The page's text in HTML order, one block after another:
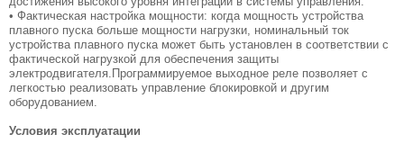
• Фактическая настройка мощности: когда мощность устройства
плавного пуска больше мощности нагрузки, номинальный ток
устройства плавного пуска может быть установлен в соответствии с
фактической нагрузкой для обеспечения защиты
электродвигателя.Программируемое выходное реле позволяет с
легкостью реализовать управление блокировкой и другим
оборудованием.
Условия эксплуатации